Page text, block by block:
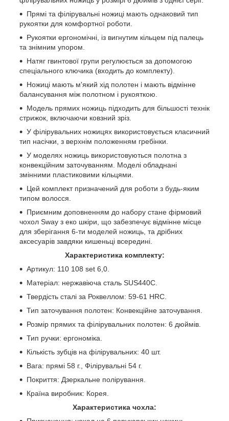
Прямі та філірувальні ножиці мають однаковий тип
рукоятки для комфортної роботи.
Рукоятки ергономічні, із вигнутим кільцем під палець
та знімним упором.
Натяг гвинтової групи регулюється за допомогою
спеціального ключика (входить до комплекту).
Ножиці мають м'який хід полотен і мають відмінне
балансування між полотном і рукояткою.
Модель прямих ножиць підходить для більшості технік
стрижок, включаючи ковзний зріз.
У філірувальних ножицях використовується класичний
тип насічки, з верхнім положенням гребінки.
У моделях ножиць використовуються полотна з
конвекційним заточуванням. Моделі обладнані
змінними пластиковими кільцями.
Цей комплект призначений для роботи з будь-яким
типом волосся.
Приємним доповненням до набору стане фірмовий
чохол Sway з еко шкіри, що забезпечує відмінне місце
для зберігання 6-ти моделей ножиць, та дрібних
аксесуарів завдяки кишеньці всередині.
Характеристика комплекту:
Артикул: 110 108 set 6,0.
Матеріал: нержавіюча сталь SUS440С.
Твердість сталі за Роквеллом: 59-61 HRC.
Тип заточування полотен: Конвекційне заточування.
Розмір прямих та філірувальних полотен: 6 дюймів.
Тип ручки: ергономіка.
Кількість зубців на філірувальних: 40 шт.
Вага: прямі 58 г., Філірувальні 54 г.
Покриття: Дзеркальне полірування.
Країна виробник: Корея.
Характеристика чохла: